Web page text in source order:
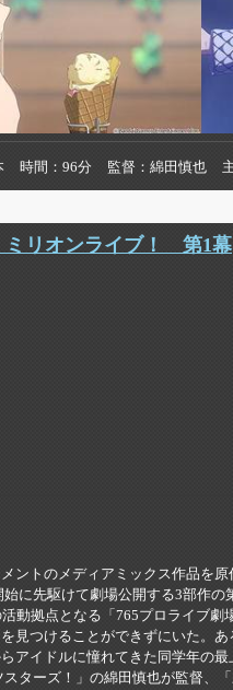
時間 96分 監督 綿田慎也
ミリオンライブ！ 第1幕
ントのメディアミックス作品を
に先駆けて劇場公開する3部作
動拠点となる「765プロライブ
見つけることができずにいた。
アイドルに憧れてきた同学年の
ターズ！」の綿田慎也が監督、